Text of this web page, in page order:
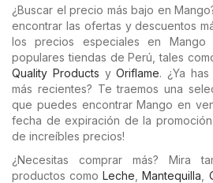
¿Buscar el precio más bajo en
encontrar las ofertas y descuentos
los precios especiales en Mango
populares tiendas de Perú, tales
Quality Products yOriflame. ¿Ya
más recientes? Te traemos una
que puedes encontrar Mango en
fecha de expiración de la
de increíbles precios!
¿Necesitas comprar más? Mira
productos comoLeche ,Mantequilla